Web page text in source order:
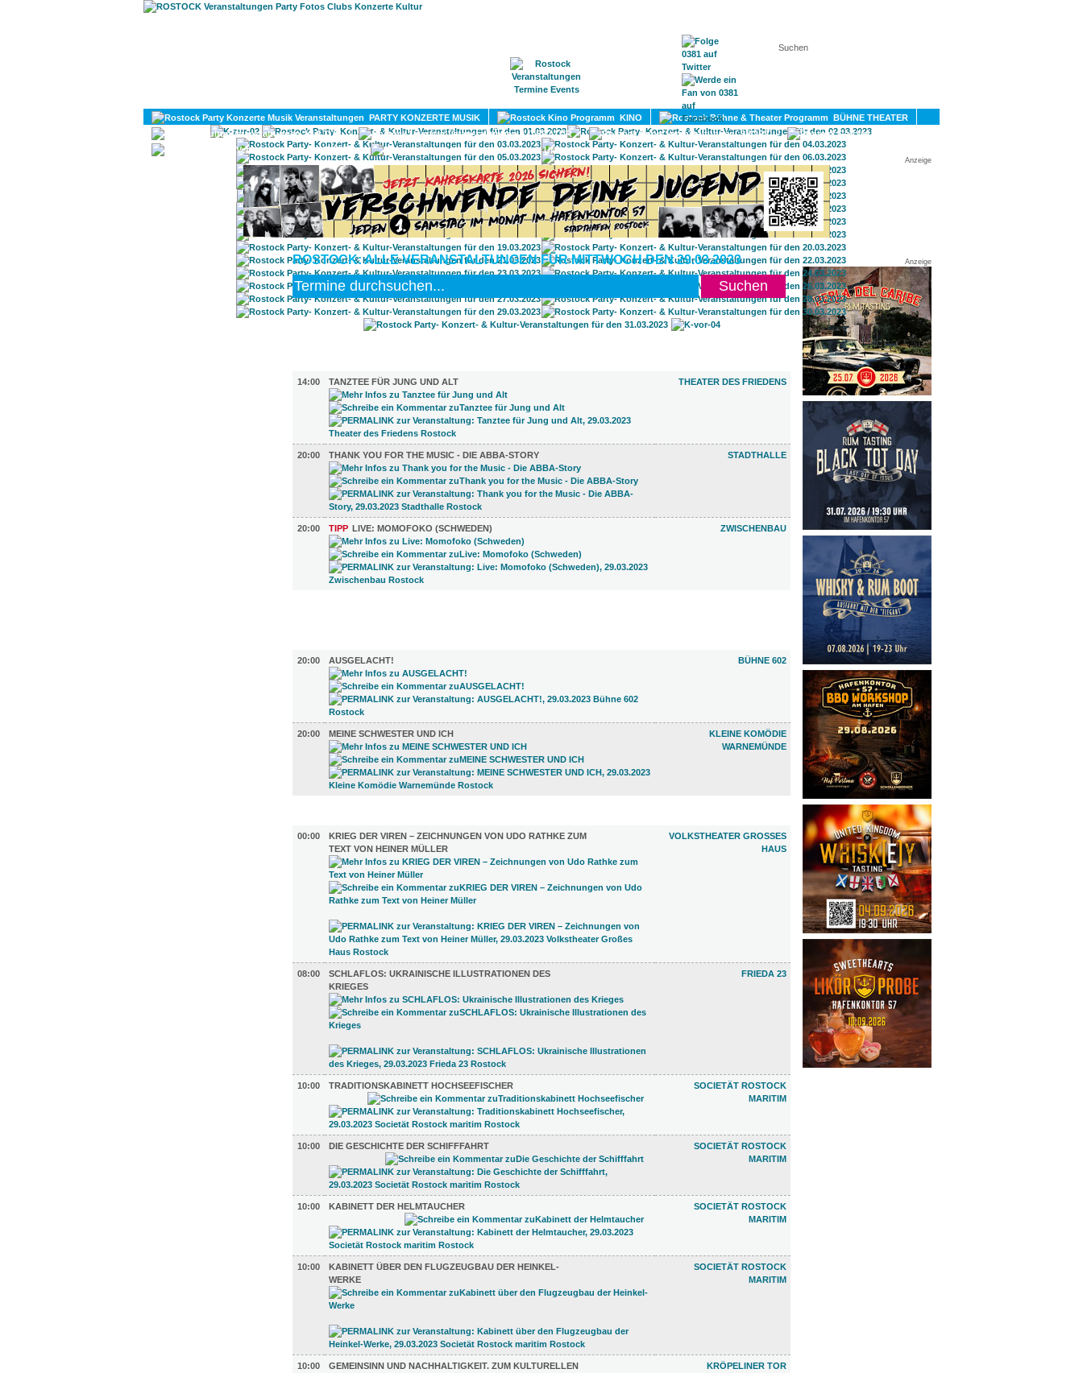
KONTAKT
PARTY KONZERTE MUSIK KINO
BÜHNE THEATER
KULTUR
LITERATUR SPORT
DIVERSES
UMLAND
Anzeige
Anzeige
ROSTOCK: ALLE VERANSTALTUNGEN FÜR MITTWOCH DEN 29.03.2023
14:00
TANZTEE FÜR JUNG UND ALT THEATER DES FRIEDENS
20:00 THANK YOU FOR THE MUSIC - DIE ABBA-STORY STADTHALLE
20:00 TIPP LIVE: MOMOFOKO (SCHWEDEN) ZWISCHENBAU
20:00
AUSGELACHT! BÜHNE 602
20:00 MEINE SCHWESTER UND ICH
KLEINE KOMÖDIE
WARNEMÜNDE
00:00
KRIEG DER VIREN – ZEICHNUNGEN VON UDO RATHKE ZUM
TEXT VON HEINER MÜLLER
VOLKSTHEATER GROSSES H
AUS
08:00
SCHLAFLOS: UKRAINISCHE ILLUSTRATIONEN DES
KRIEGES
FRIEDA 23
10:00 TRADITIONSKABINETT HOCHSEEFISCHER
SOCIETÄT ROSTOCK
MARITIM
10:00 DIE GESCHICHTE DER SCHIFFFAHRT
SOCIETÄT ROSTOCK
MARITIM
10:00 KABINETT DER HELMTAUCHER
SOCIETÄT ROSTOCK
MARITIM
10:00
KABINETT ÜBER DEN FLUGZEUGBAU DER HEINKEL-
WERKE
SOCIETÄT ROSTOCK
MARITIM
10:00
GEMEINSINN UND NACHHALTIGKEIT. ZUM KULTURELLEN
KRÖPELINER TOR